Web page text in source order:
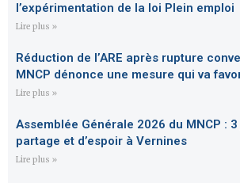
l’expérimentation de la loi Plein emploi
Lire plus »
Réduction de l’ARE après rupture
MNCP dénonce une mesure qui va
Lire plus »
Assemblée Générale 2026 du MNCP :
partage et d’espoir à Vernines
Lire plus »